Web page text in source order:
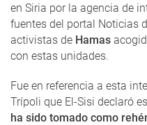
en Siria por la agencia de
fuentes del portal Noticias
activistas de Hamas
con estas unidades.
Fue en referencia a esta
Trípoli que El-Sisi declaró
ha sido tomado como